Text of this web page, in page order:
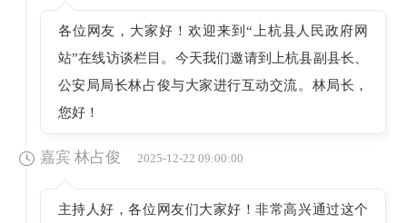
各位网友，大家好！欢迎来到“上杭县人民政府网
站”在线访谈栏目。今天我们邀请到上杭县副县长、
公安局局长林占俊与大家进行互动交流。林局长，
您好！
嘉宾 林占俊 2025-12-22 09:00:00
主持人好，各位网友们大家好！非常高兴通过这个